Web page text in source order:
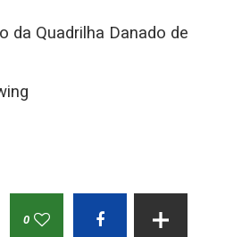
da Quadrilha Danado de
0